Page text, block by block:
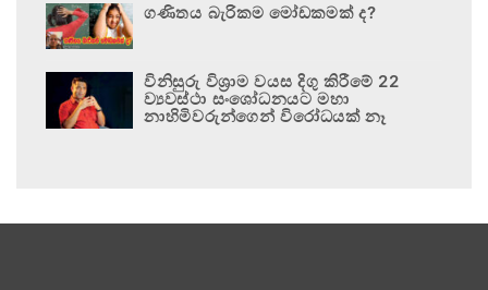
ගණිතය බැරිකම මෝඩකමක් ද?
විනිසුරු විශ්‍රාම වයස දිගු කිරීමේ 22
ව්‍යවස්ථා සංශෝධනයට මහා
නාහිමිවරුන්ගෙන් විරෝධයක් නෑ